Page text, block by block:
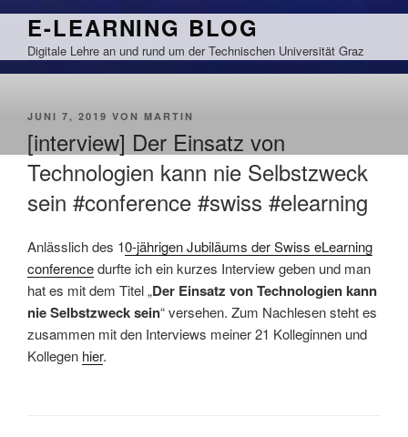
Zum
springen
E-LEARNING BLOG
Digitale Lehre an und rund um der Technischen Universität Graz
VERÖFFENTLICHT
JUNI 7, 2019 VON MARTIN
[interview] Der Einsatz von
Technologien kann nie Selbstzweck
sein #conference #swiss #elearning
Anlässlich des 10-jährigen Jubiläums der Swiss eLearning
conferencedurfte ich ein kurzes Interview geben und man
hat es mit dem Titel „Der Einsatz von Technologien kann
nie Selbstzweck sein“ versehen. Zum Nachlesen steht es
zusammen mit den Interviews meiner 21 Kolleginnen und
Kollegen hier.